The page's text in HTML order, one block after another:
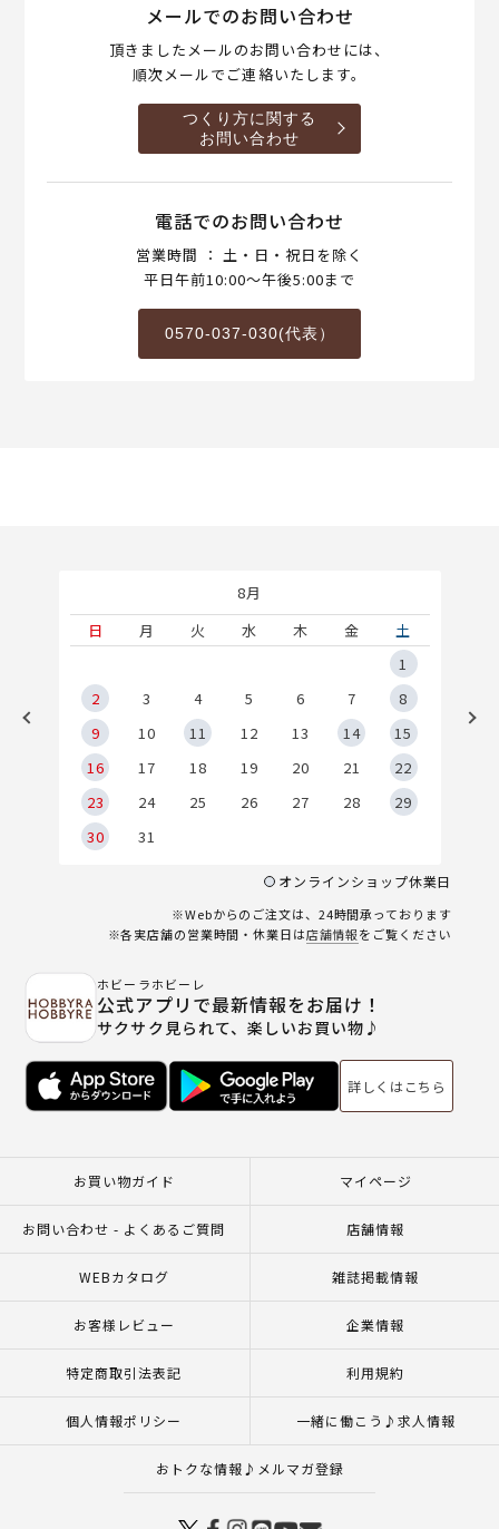
メールでのお問い合わせ
頂きましたメールのお問い合わせには、
順次メールでご連絡いたします。
つくり方に関する
お問い合わせ
電話でのお問い合わせ
営業時間 ： 土・日・祝日を除く
平日午前10:00～午後5:00まで
0570-037-030(代表）
8月
日
月 火 水 木 金
土
1
2
3 4 5 6 7
8
9
10 11 12 13 14
15
16
17 18 19 20 21
22
23
24 25 26 27 28
29
30
31
オンラインショップ休業日
※Webからのご注文は、24時間承っております
※各実店舗の営業時間・休業日は店舗情報をご覧ください
ホビーラホビーレ
公式アプリで最新情報をお届け！
サクサク見られて、楽しいお買い物♪
詳しくはこちら
お買い物ガイド マイページ
お問い合わせ - よくあるご質問 店舗情報
WEBカタログ 雑誌掲載情報
お客様レビュー 企業情報
特定商取引法表記 利用規約
個人情報ポリシー 一緒に働こう♪求人情報
おトクな情報♪メルマガ登録